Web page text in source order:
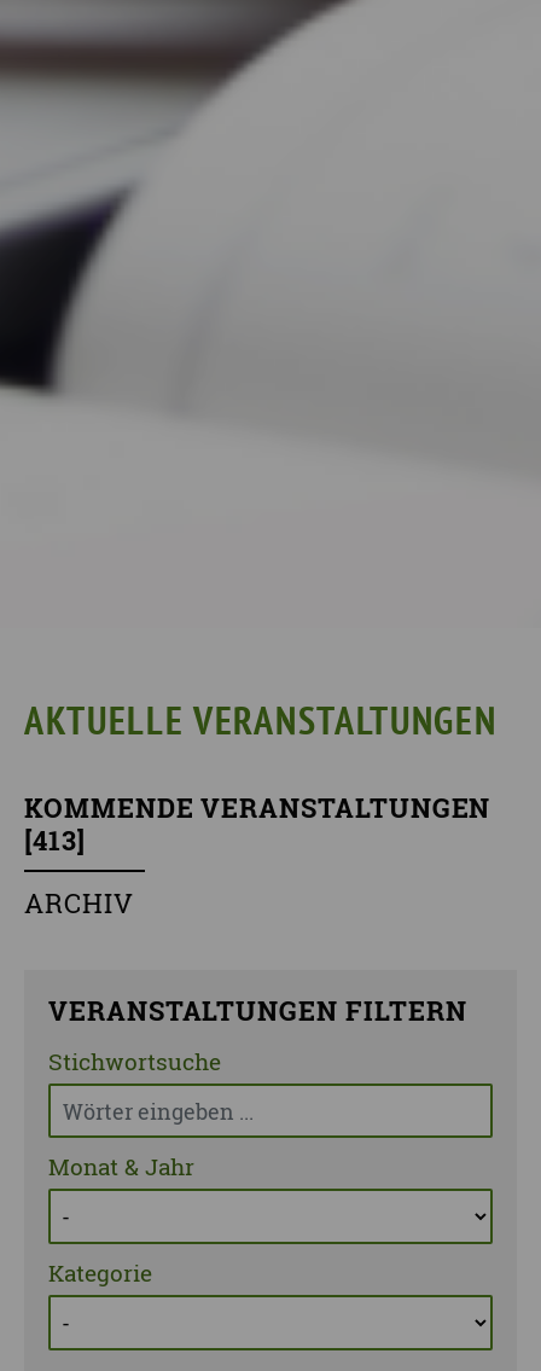
AKTUELLE VERANSTALTUNGEN
KOMMENDE VERANSTALTUNGEN
[413]
ARCHIV
VERANSTALTUNGEN FILTERN
Stichwortsuche
Monat & Jahr
Kategorie